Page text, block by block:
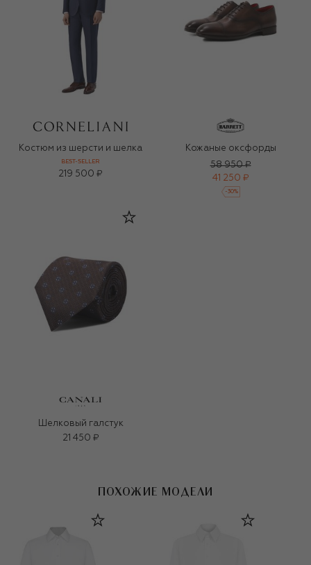
Костюм из шерсти и шелка
BEST-SELLER
219 500 ₽
Кожаные оксфорды
58 950 ₽
41 250 ₽
-30%
Шелковый галстук
21 450 ₽
ПОХОЖИЕ МОДЕЛИ